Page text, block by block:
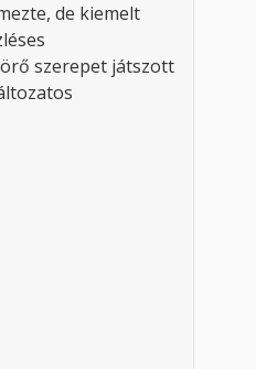
de kiemelt
szerepet játszott